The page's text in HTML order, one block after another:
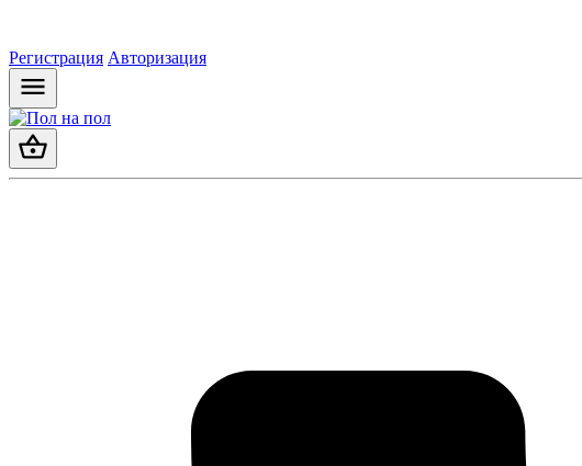
Регистрация Авторизация